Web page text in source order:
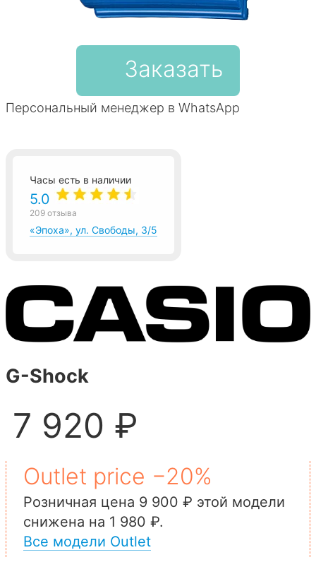
Заказать
Персональный менеджер в WhatsApp
Часы есть в наличии
5.0
209 отзыва
«Эпоха», ул. Свободы, 3/5
G-Shock
7 920 ₽
Outlet price −20%
Розничная цена 9 900 ₽ этой модели
снижена на 1 980 ₽.
Все модели Outlet